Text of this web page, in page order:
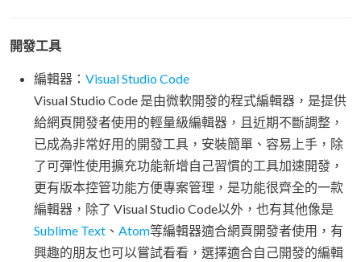
開發工具
編輯器： Visual Studio Code
Visual Studio Code 是由微軟開發的程式編輯器，是提供
給網頁開發者使用的輕量級編輯器，且近期不斷調整，
已成為非常好用的開發工具，安裝簡單、容易上手，除
了可彈性使用擴充功能新增自己習慣的工具加速開發，
更有版本控管功能方便專案管理，是功能很齊全的一款
編輯器，除了 Visual Studio Code以外，也有其他像是
Sublime Text 、 Atom等編輯器適合網頁開發者使用，有
興趣的朋友也可以嘗試看看，選擇適合自己開發的編輯